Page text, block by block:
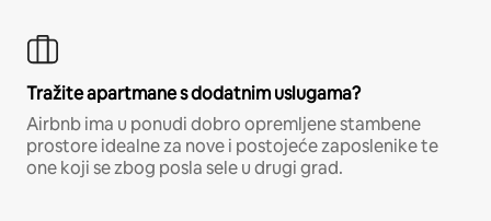
Tražite apartmane s dodatnim uslugama?
Airbnb ima u ponudi dobro opremljene stambene
prostore idealne za nove i postojeće zaposlenike te
one koji se zbog posla sele u drugi grad.